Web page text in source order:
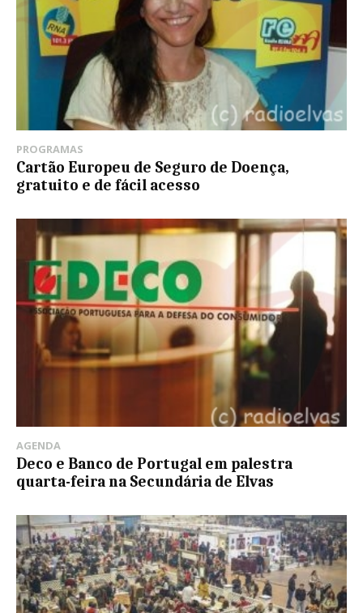
PROGRAMAS
Cartão Europeu de Seguro de Doença,
gratuito e de fácil acesso
AGENDA
Deco e Banco de Portugal em palestra
quarta-feira na Secundária de Elvas